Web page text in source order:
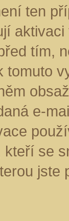
ten
tím,
tomuto
e-
kteří se
jste